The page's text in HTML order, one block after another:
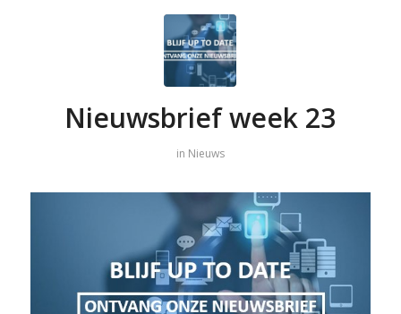
Nieuwsbrief week 23
in Nieuws